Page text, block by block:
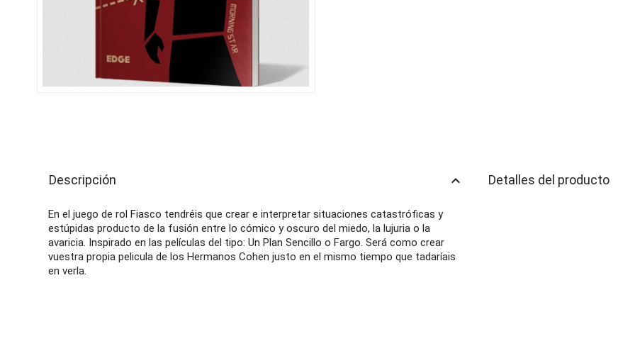
Descripción keyboard_arrow_up
En el juego de rol Fiasco tendréis que crear e interpretar situaciones catastróficas y
estúpidas producto de la fusión entre lo cómico y oscuro del miedo, la lujuria o la
avaricia. Inspirado en las películas del tipo: Un Plan Sencillo o Fargo. Será como crear
vuestra propia pelicula de los Hermanos Cohen justo en el mismo tiempo que tadaríais
en verla.
Detalles del producto